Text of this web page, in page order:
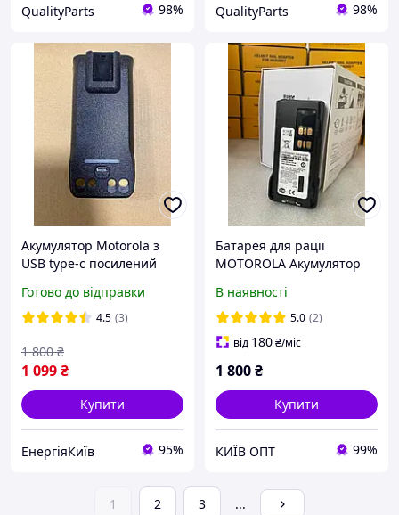
QualityParts 98% QualityParts 98%
Акумулятор Motorola з
USB type-c посилений
цифрових рацій Motorola
R7/R7a
Готово до відправки
4.5 (3)
1 099₴
1 800 ₴
Купити
ЕнергіяКиїв 95%
Батарея для рації
MOTOROLA Акумулятор
DP4400/4600/4800/DP2000
/XPR 3000mAh
В наявності
5.0 (2)
від 180₴/міс
1 800₴
Купити
КИЇВ ОПТ 99%
1 2 3 ...